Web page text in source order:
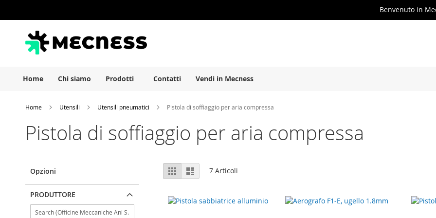
al
contenuto
Benvenuto in
Home Chi siamo Prodotti Contatti Vendi in Mecness
Home Utensili Utensili pneumatici Pistola di soffiaggio per aria compressa
Pistola di soffiaggio per aria compressa
Mostra
come
GrigliaElenco
7 Articoli
Opzioni
PRODUTTORE